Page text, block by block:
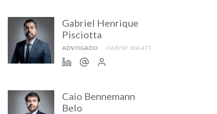
Gabriel Henrique
Pisciotta
ADVOGADO OAB/SP 306.477
Caio Bennemann
Belo